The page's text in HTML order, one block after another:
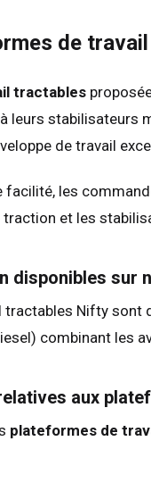
de
tractables
leurs stabilisateurs
de travail
facilité, les
traction et les
disponibles sur
Nifty sont
combinant les
aux
plateformes de